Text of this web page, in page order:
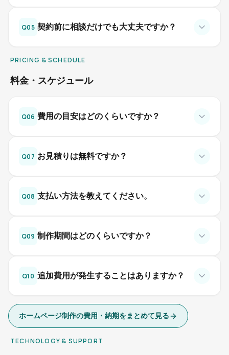
Q05 契約前に相談だけでも大丈夫ですか？
PRICING & SCHEDULE
料金・スケジュール
Q06 費用の目安はどのくらいですか？
Q07 お見積りは無料ですか？
Q08 支払い方法を教えてください。
Q09 制作期間はどのくらいですか？
Q10 追加費用が発生することはありますか？
ホームページ制作の費用・納期をまとめて見る
TECHNOLOGY & SUPPORT